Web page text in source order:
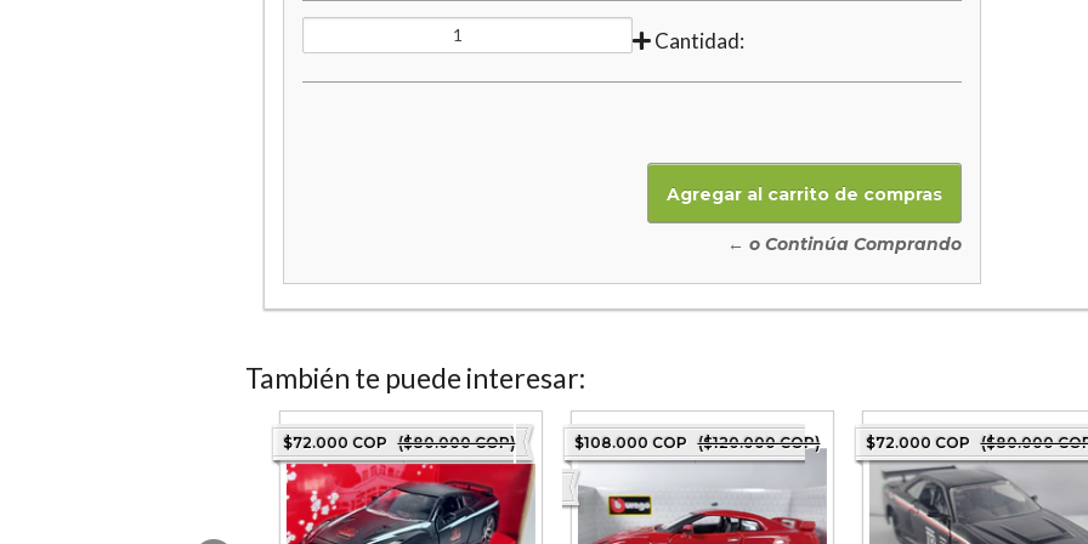
Cantidad:
← o Continúa Comprando
También te puede interesar:
$72.000 COP ($80.000 COP) $108.000 COP ($120.000 COP) $72.000 COP ($80.000 COP)